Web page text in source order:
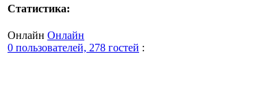
Статистика:
Онлайн Онлайн
0 пользователей, 278 гостей :